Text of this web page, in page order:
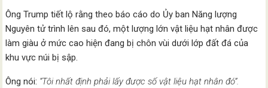
Ông Trump tiết lộ rằng theo báo cáo do Ủy ban Năng lượng
Nguyên tử trình lên sau đó, một lượng lớn vật liệu hạt nhân được
làm giàu ở mức cao hiện đang bị chôn vùi dưới lớp đất đá của
khu vực núi bị sập.
Ông nói: “Tôi nhất định phải lấy được số vật liệu hạt nhân đó”.